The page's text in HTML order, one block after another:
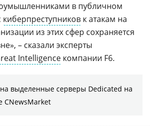
в публичном
киберпреступников к атакам на
из этих сфер сохраняется
– сказали эксперты
Intelligence компании F6.
выделенные серверы Dedicated на
CNewsMarket